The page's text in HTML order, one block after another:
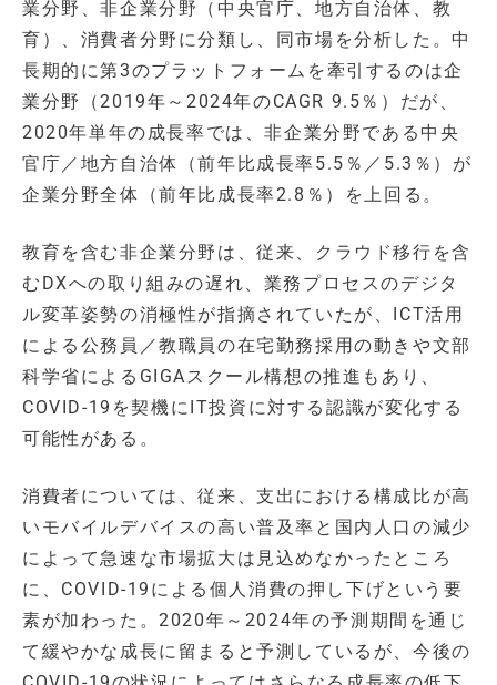
業分野、非企業分野（中央官庁、地方自治体、教
育）、消費者分野に分類し、同市場を分析した。中
長期的に第3のプラットフォームを牽引するのは企
業分野（2019年～2024年のCAGR 9.5％）だが、
2020年単年の成長率では、非企業分野である中央
官庁／地方自治体（前年比成長率5.5％／5.3％）が
企業分野全体（前年比成長率2.8％）を上回る。
教育を含む非企業分野は、従来、クラウド移行を含
むDXへの取り組みの遅れ、業務プロセスのデジタ
ル変革姿勢の消極性が指摘されていたが、ICT活用
による公務員／教職員の在宅勤務採用の動きや文部
科学省によるGIGAスクール構想の推進もあり、
COVID-19を契機にIT投資に対する認識が変化する
可能性がある。
消費者については、従来、支出における構成比が高
いモバイルデバイスの高い普及率と国内人口の減少
によって急速な市場拡大は見込めなかったところ
に、COVID-19による個人消費の押し下げという要
素が加わった。2020年～2024年の予測期間を通じ
て緩やかな成長に留まると予測しているが、今後の